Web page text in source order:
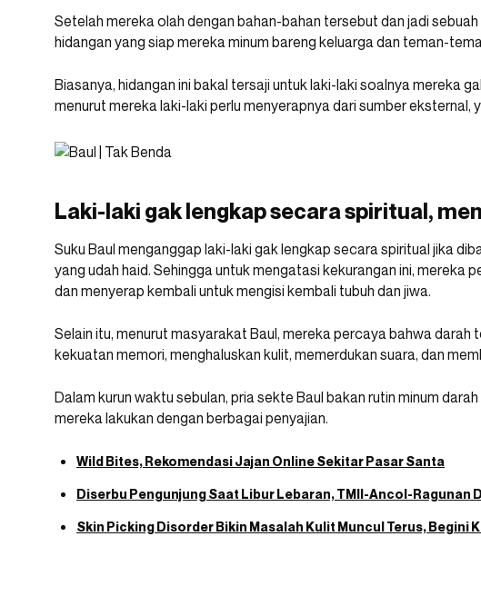
Setelah mereka olah dengan bahan-bahan tersebut dan jadi
hidangan yang siap mereka minum bareng keluarga dan teman-
Biasanya, hidangan ini bakal tersaji untuk laki-laki soalnya mereka
menurut mereka laki-laki perlu menyerapnya dari sumber eksternal,
Laki-laki gak lengkap secara spiritual,
Suku Baul menganggap laki-laki gak lengkap secara spiritual jika
yang udah haid. Sehingga untuk mengatasi kekurangan ini, mereka
dan menyerap kembali untuk mengisi kembali tubuh dan jiwa.
Selain itu, menurut masyarakat Baul, mereka percaya bahwa darah
kekuatan memori, menghaluskan kulit, memerdukan suara, dan
Dalam kurun waktu sebulan, pria sekte Baul bakan rutin minum
mereka lakukan dengan berbagai penyajian.
Wild Bites, Rekomendasi Jajan Online Sekitar Pasar Santa
Diserbu Pengunjung Saat Libur Lebaran, TMII-Ancol-Ragunan
Skin Picking Disorder Bikin Masalah Kulit Muncul Terus, Begini